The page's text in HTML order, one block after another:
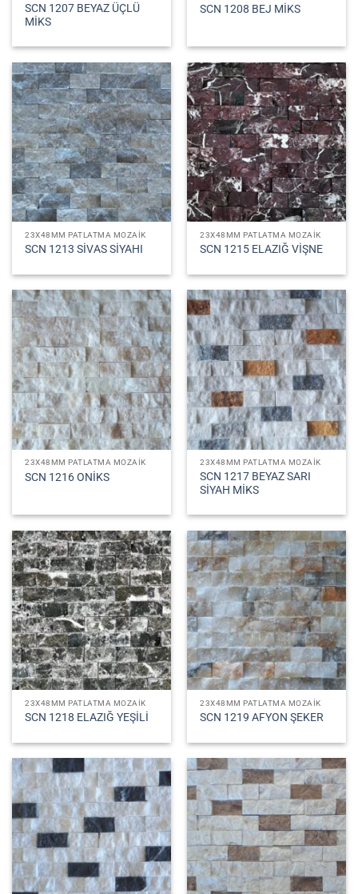
SCN 1207 BEYAZ ÜÇLÜ
MİKS
SCN 1208 BEJ MİKS
23X48MM PATLATMA MOZAIK
SCN 1213 SİVAS SİYAHI
23X48MM PATLATMA MOZAIK
SCN 1215 ELAZIĞ VİŞNE
23X48MM PATLATMA MOZAIK
SCN 1216 ONİKS
23X48MM PATLATMA MOZAIK
SCN 1217 BEYAZ SARI
SİYAH MİKS
23X48MM PATLATMA MOZAIK
SCN 1218 ELAZIĞ YEŞİLİ
23X48MM PATLATMA MOZAIK
SCN 1219 AFYON ŞEKER